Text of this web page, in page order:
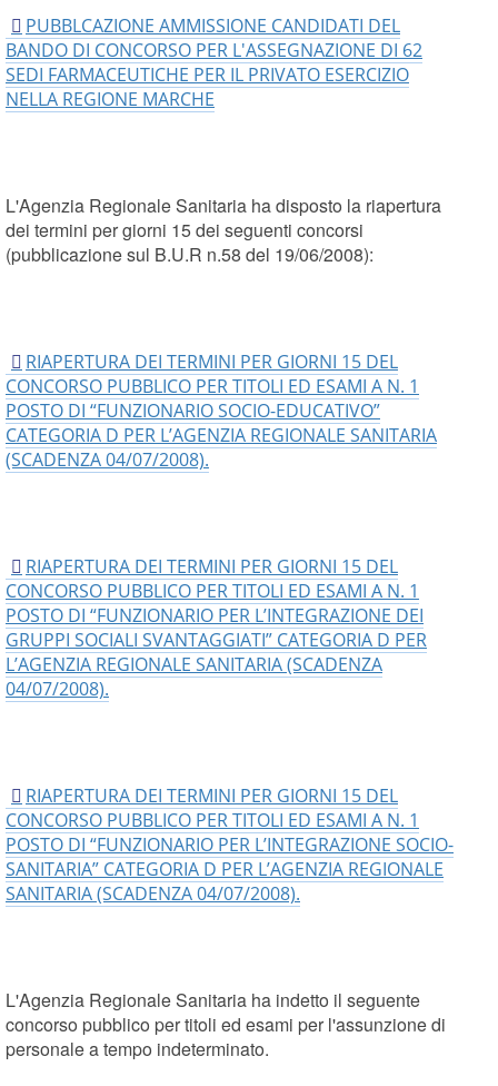
PUBBLCAZIONE AMMISSIONE CANDIDATI DEL
BANDO DI CONCORSO PER L'ASSEGNAZIONE DI 62
SEDI FARMACEUTICHE PER IL PRIVATO ESERCIZIO
NELLA REGIONE MARCHE
L'Agenzia Regionale Sanitaria ha disposto la riapertura
dei termini per giorni 15 dei seguenti concorsi
(pubblicazione sul B.U.R n.58 del 19/06/2008):
RIAPERTURA DEI TERMINI PER GIORNI 15 DEL
CONCORSO PUBBLICO PER TITOLI ED ESAMI A N. 1
POSTO DI “FUNZIONARIO SOCIO-EDUCATIVO”
CATEGORIA D PER L’AGENZIA REGIONALE SANITARIA
(SCADENZA 04/07/2008).
RIAPERTURA DEI TERMINI PER GIORNI 15 DEL
CONCORSO PUBBLICO PER TITOLI ED ESAMI A N. 1
POSTO DI “FUNZIONARIO PER L’INTEGRAZIONE DEI
GRUPPI SOCIALI SVANTAGGIATI” CATEGORIA D PER
L’AGENZIA REGIONALE SANITARIA (SCADENZA
04/07/2008).
RIAPERTURA DEI TERMINI PER GIORNI 15 DEL
CONCORSO PUBBLICO PER TITOLI ED ESAMI A N. 1
POSTO DI “FUNZIONARIO PER L’INTEGRAZIONE SOCIO-
SANITARIA” CATEGORIA D PER L’AGENZIA REGIONALE
SANITARIA (SCADENZA 04/07/2008).
L'Agenzia Regionale Sanitaria ha indetto il seguente
concorso pubblico per titoli ed esami per l'assunzione di
personale a tempo indeterminato.